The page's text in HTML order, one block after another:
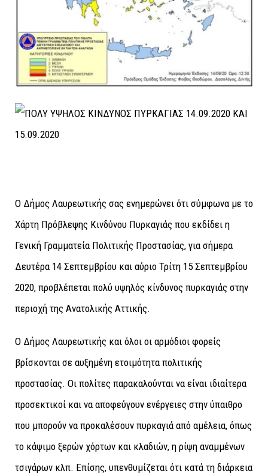
Ο Δήμος Λαυρεωτικής σας ενημερώνει ότι σύμφωνα με το
Χάρτη Πρόβλεψης Κινδύνου Πυρκαγιάς που εκδίδει η
Γενική Γραμματεία Πολιτικής Προστασίας, για σήμερα
Δευτέρα 14 Σεπτεμβρίου και αύριο Τρίτη 15 Σεπτεμβρίου
2020, προβλέπεται πολύ υψηλός κίνδυνος πυρκαγιάς στην
περιοχή της Ανατολικής Αττικής.
Ο Δήμος Λαυρεωτικής και όλοι οι αρμόδιοι φορείς
βρίσκονται σε αυξημένη ετοιμότητα πολιτικής
προστασίας. Οι πολίτες παρακαλούνται να είναι ιδιαίτερα
προσεκτικοί και να αποφεύγουν ενέργειες στην ύπαιθρο
που μπορούν να προκαλέσουν πυρκαγιά από αμέλεια, όπως
το κάψιμο ξερών χόρτων και κλαδιών, η ρίψη αναμμένων
τσιγάρων κλπ. Επίσης, υπενθυμίζεται ότι κατά τη διάρκεια